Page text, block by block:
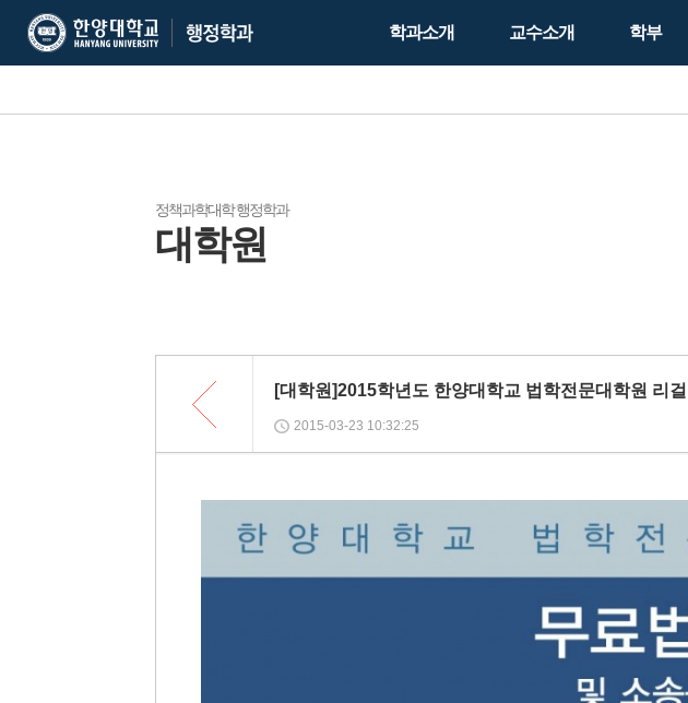
한
양
대
양
대
학
과
학과소개 교수소개 학부
정책과학대학 행정학과
대학원
[대학원]2015학년도 한양대학교 법학전문대학원 리
2015-03-23 10:32:25